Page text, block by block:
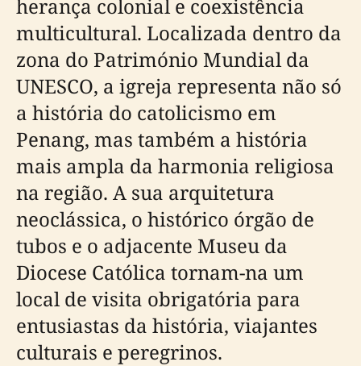
herança colonial e coexistência
multicultural. Localizada dentro da
zona do Património Mundial da
UNESCO, a igreja representa não só
a história do catolicismo em
Penang, mas também a história
mais ampla da harmonia religiosa
na região. A sua arquitetura
neoclássica, o histórico órgão de
tubos e o adjacente Museu da
Diocese Católica tornam-na um
local de visita obrigatória para
entusiastas da história, viajantes
culturais e peregrinos.